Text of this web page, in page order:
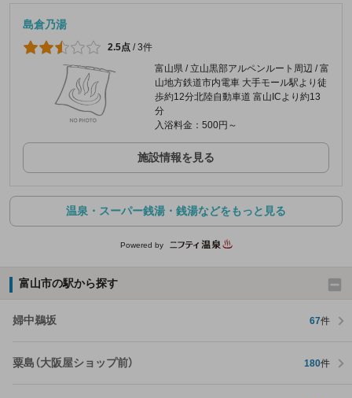
島倉乃湯
2.5点 /3件
富山県 / 立山黒部アルペンルート周辺 / 富
山地方鉄道市内電車 大手モール駅より徒
歩約12分北陸自動車道 富山ICより約13
分
入浴料金：500円～
施設情報を見る
温泉・スーパー銭湯・銭湯などをもっと見る
Powered by
富山市の駅から探す
婦中鵜坂 67件
粟島（大阪屋ショップ前） 180件